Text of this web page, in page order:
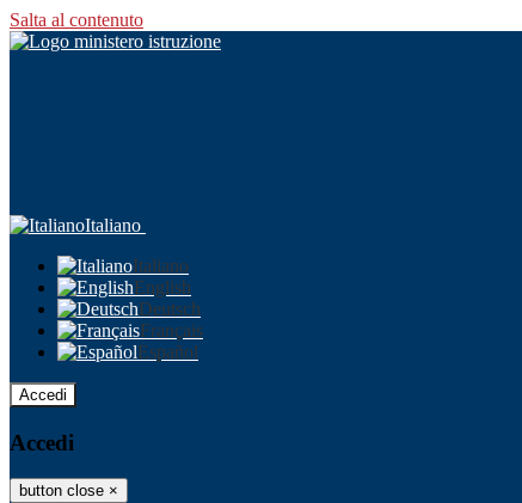
Salta al contenuto
Italiano
Italiano
English
Deutsch
Français
Español
Accedi
Accedi
button close ×